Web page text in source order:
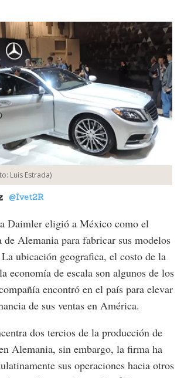
Luis Estrada)
@Ivet2R
Daimler eligió a México como el
Alemania para fabricar sus modelos
ubicación geografica, el costo de la
economía de escala son algunos de los
encontró en el país para elevar
de sus ventas en América.
dos tercios de la producción de
Alemania, sin embargo, la firma ha
sus operaciones hacia otros